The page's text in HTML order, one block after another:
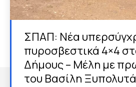
ΣΠΑΠ: Νέα
πυροσβεστικά 4×4
Δήμους – Μέλη με
του Βασίλη Ξυπολυτά